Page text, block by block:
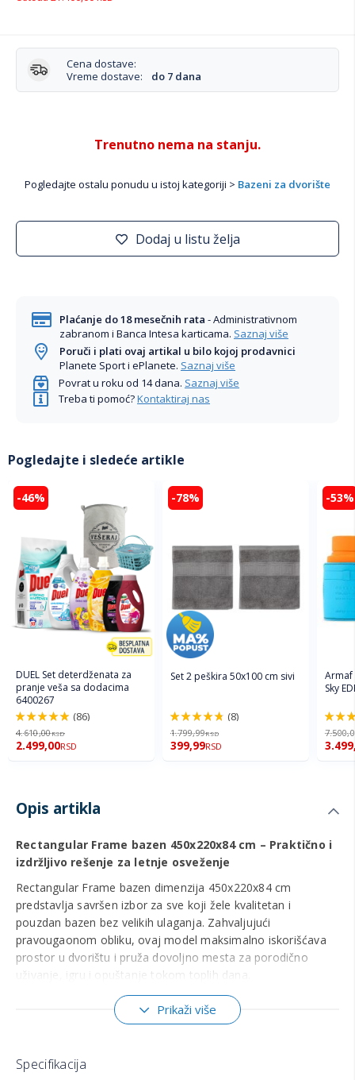
Cena dostave:
Vreme dostave:
do 7 dana
Trenutno nema na stanju.
Pogledajte ostalu ponudu u istoj kategoriji > Bazeni za dvorište
Dodaj u listu želja
Plaćanje do 18 mesečnih rata - Administrativnom
zabranom i Banca Intesa karticama. Saznaj više
Poruči i plati ovaj artikal u bilo kojoj prodavnici
Planete Sport i ePlanete. Saznaj više
Povrat u roku od 14 dana. Saznaj više
Treba ti pomoć?Kontaktiraj nas
Pogledajte i sledeće artikle
-46%
DUEL Set deterdženata za
pranje veša sa dodacima
6400267
98%
(86)
4.610,00RSD
2.499,00RSD
-78%
Set 2 peškira 50x100 cm sivi
96%
(8)
1.799,99RSD
399,99RSD
-53%
Armaf
Sky
94%
Opis artikla
Rectangular Frame bazen 450x220x84 cm – Praktično i
izdržljivo rešenje za letnje osveženje
Rectangular Frame bazen dimenzija 450x220x84 cm
predstavlja savršen izbor za sve koji žele kvalitetan i
pouzdan bazen bez velikih ulaganja. Zahvaljujući
pravougaonom obliku, ovaj model maksimalno iskorišćava
prostor u dvorištu i pruža dovoljno mesta za porodično
uživanje, igru i opuštanje tokom toplih dana.
Izdržljiva konstrukcija i kvalitetni materijali
Ovaj INTEX bazen opremljen je čvrstim čeličnim stubovima
koroziju. Konstrukcija obezbeđuje stabilnost i sigurnost
Prikaži više
Specifikacija